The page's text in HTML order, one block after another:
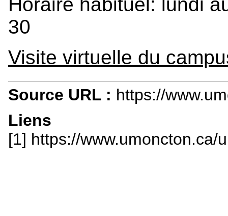
30
Visite virtuelle du
Source URL : https://
Liens
[1] https://www.umoncton.ca/